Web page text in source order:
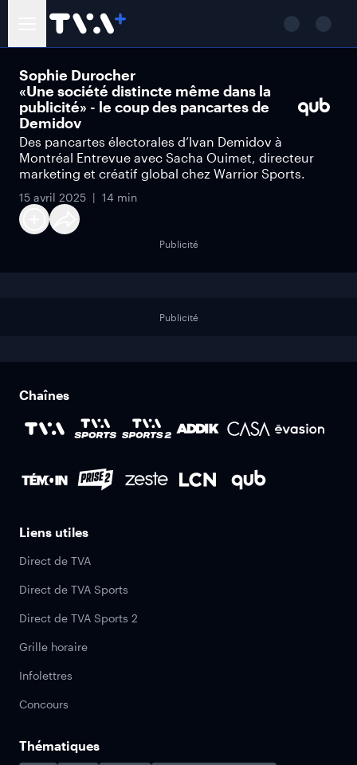
Sophie Durocher
«Une société distincte même dans la
publicité» - le coup des pancartes de
Demidov
Des pancartes électorales d’Ivan Demidov à
Montréal Entrevue avec Sacha Ouimet, directeur
marketing et créatif global chez Warrior Sports.
15 avril 2025 14 min
Publicité
Publicité
Chaînes
Liens utiles
Direct de TVA
Direct de TVA Sports
Direct de TVA Sports 2
Grille horaire
Infolettres
Concours
Thématiques